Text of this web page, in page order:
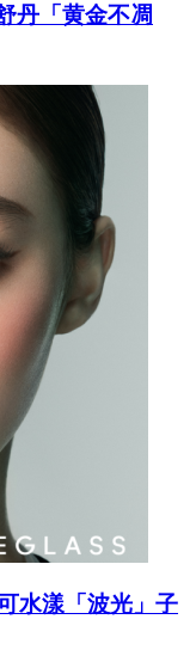
丹「黄金不凋
水漾「波光」子